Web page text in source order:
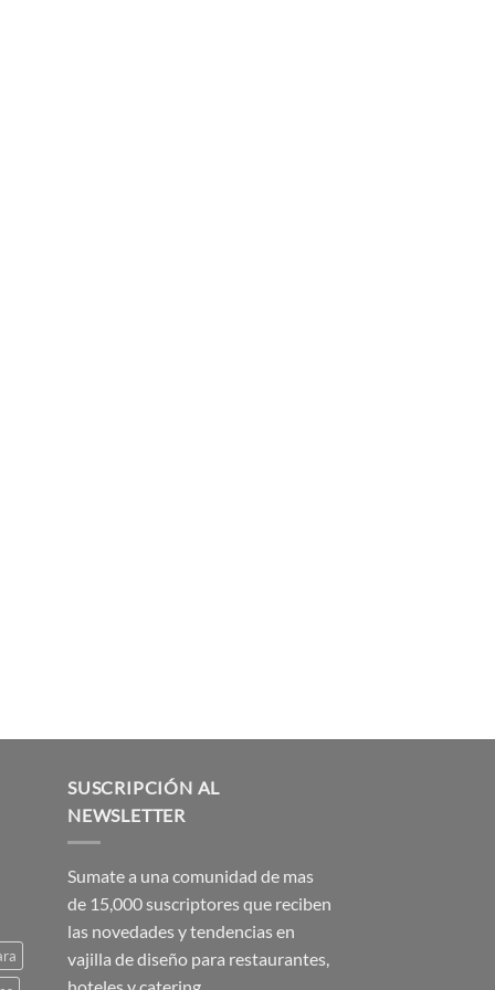
SUSCRIPCIÓN AL
NEWSLETTER
Sumate a una comunidad de mas
de 15,000 suscriptores que reciben
las novedades y tendencias en
vajilla de diseño para restaurantes,
hoteles y catering.